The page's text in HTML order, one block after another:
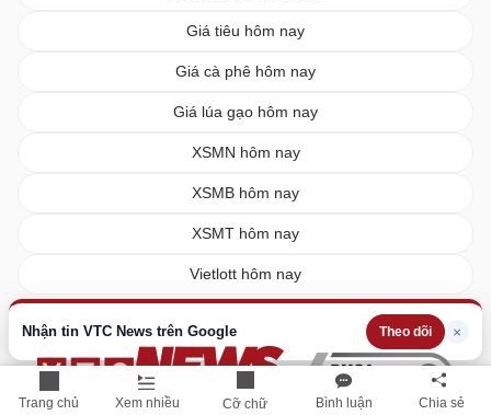
Trang chủ Xem nhiều Cỡ chữ Bình luận Chia sẻ
Nhận tin VTC News trên Google Theo dõi ×
Giá tiêu hôm nay
Giá cà phê hôm nay
Giá lúa gạo hôm nay
XSMN hôm nay
XSMB hôm nay
XSMT hôm nay
Vietlott hôm nay